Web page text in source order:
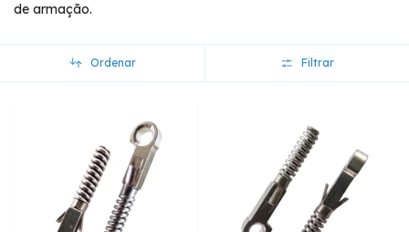
de armação.
Ordenar Filtrar